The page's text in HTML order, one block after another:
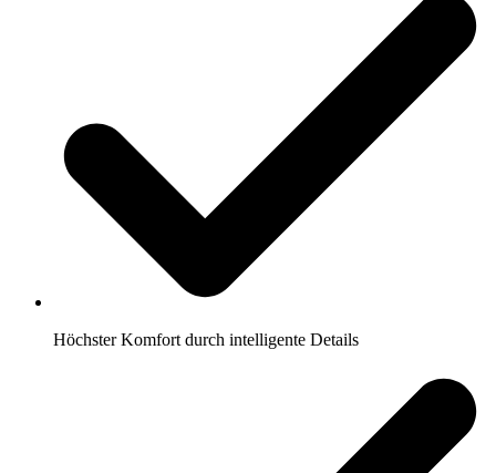
Höchster Komfort durch intelligente Details